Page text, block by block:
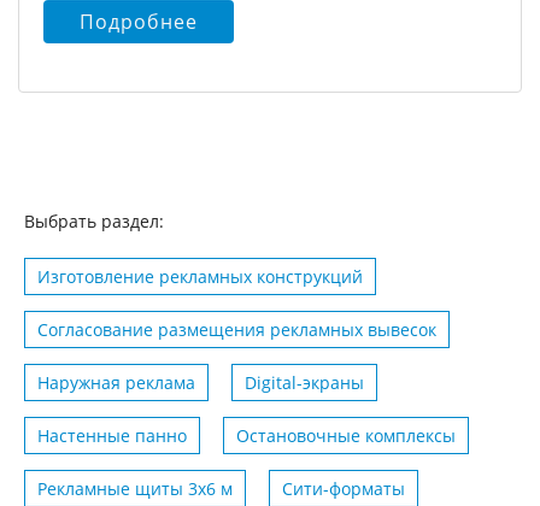
Подробнее
Выбрать раздел:
Изготовление рекламных конструкций
Согласование размещения рекламных вывесок
Наружная реклама Digital-экраны
Настенные панно Остановочные комплексы
Рекламные щиты 3х6 м Сити-форматы